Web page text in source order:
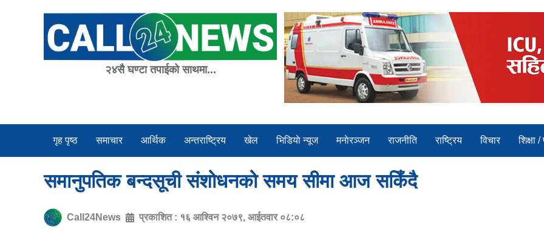
२४सै घण्टा तपाईको साथमा...
गृह पृष्ठ समाचार आर्थिक अन्तराष्ट्रिय खेल भिडियाे न्यूज मनाेरञ्जन राजनीति राष्ट्रिय विचार शिक्षा /
समानुपतिक बन्दसूची संशोधनको समय सीमा आज सकिँदै
Call24News प्रकाशित : १६ आश्विन २०७९, आईतवार ०८:०८